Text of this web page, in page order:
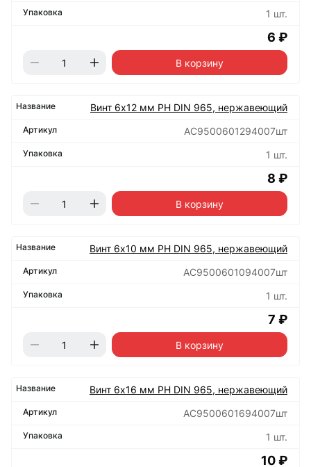
1 шт.
6 ₽
В корзину
Винт 6х12 мм РН DIN 965, нержавеющий
АС9500601294007шт
1 шт.
8 ₽
В корзину
Винт 6х10 мм РН DIN 965, нержавеющий
АС9500601094007шт
1 шт.
7 ₽
В корзину
Винт 6х16 мм РН DIN 965, нержавеющий
АС9500601694007шт
1 шт.
10 ₽